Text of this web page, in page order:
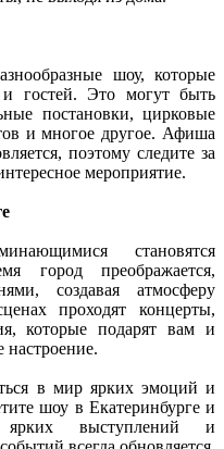
шоу, которые
гостей. Это могут быть
постановки, цирковые
и многое другое. Афиша
поэтому следите за
мероприятие.
становятся
город преображается,
создавая атмосферу
проходят концерты,
которые подарят вам и
в мир ярких эмоций и
шоу в Екатеринбурге и
ярких выступлений и